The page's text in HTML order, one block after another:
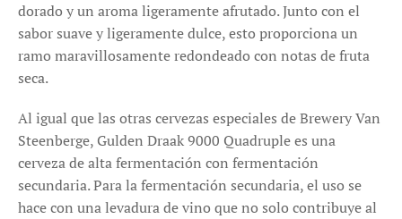
dorado y un aroma ligeramente afrutado. Junto con el
sabor suave y ligeramente dulce, esto proporciona un
ramo maravillosamente redondeado con notas de fruta
seca.
Al igual que las otras cervezas especiales de Brewery Van
Steenberge, Gulden Draak 9000 Quadruple es una
cerveza de alta fermentación con fermentación
secundaria. Para la fermentación secundaria, el uso se
hace con una levadura de vino que no solo contribuye al